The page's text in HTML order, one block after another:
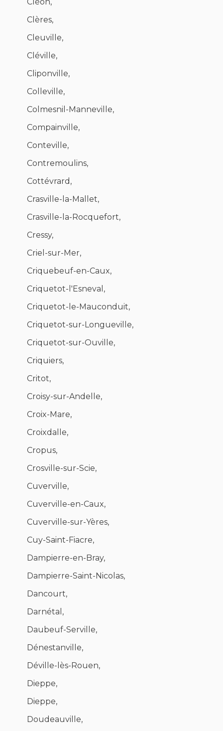
Clères,
Cleuville,
Cléville,
Cliponville,
Colleville,
Colmesnil-Manneville,
Compainville,
Conteville,
Contremoulins,
Cottévrard,
Crasville-la-Mallet,
Crasville-la-Rocquefort,
Cressy,
Criel-sur-Mer,
Criquebeuf-en-Caux,
Criquetot-l'Esneval,
Criquetot-le-Mauconduit,
Criquetot-sur-Longueville,
Criquetot-sur-Ouville,
Criquiers,
Critot,
Croisy-sur-Andelle,
Croix-Mare,
Croixdalle,
Cropus,
Crosville-sur-Scie,
Cuverville,
Cuverville-en-Caux,
Cuverville-sur-Yères,
Cuy-Saint-Fiacre,
Dampierre-en-Bray,
Dampierre-Saint-Nicolas,
Dancourt,
Darnétal,
Daubeuf-Serville,
Dénestanville,
Déville-lès-Rouen,
Dieppe,
Dieppe,
Doudeauville,